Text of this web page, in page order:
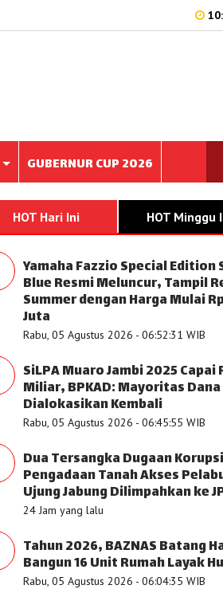
GUBERNUR CUP 2026
HOT Hari Ini HOT Minggu
Yamaha Fazzio Special Edition
Blue Resmi Meluncur, Tampil
Summer dengan Harga Mulai
Juta
Rabu, 05 Agustus 2026 - 06:52:31 WIB
SiLPA Muaro Jambi 2025 Capai
Miliar, BPKAD: Mayoritas
Dialokasikan Kembali
Rabu, 05 Agustus 2026 - 06:45:55 WIB
Dua Tersangka Dugaan Korupsi
Pengadaan Tanah Akses
Ujung Jabung Dilimpahkan ke
24 Jam yang lalu
Tahun 2026, BAZNAS Batang
Bangun 16 Unit Rumah Layak
Rabu, 05 Agustus 2026 - 06:04:35 WIB